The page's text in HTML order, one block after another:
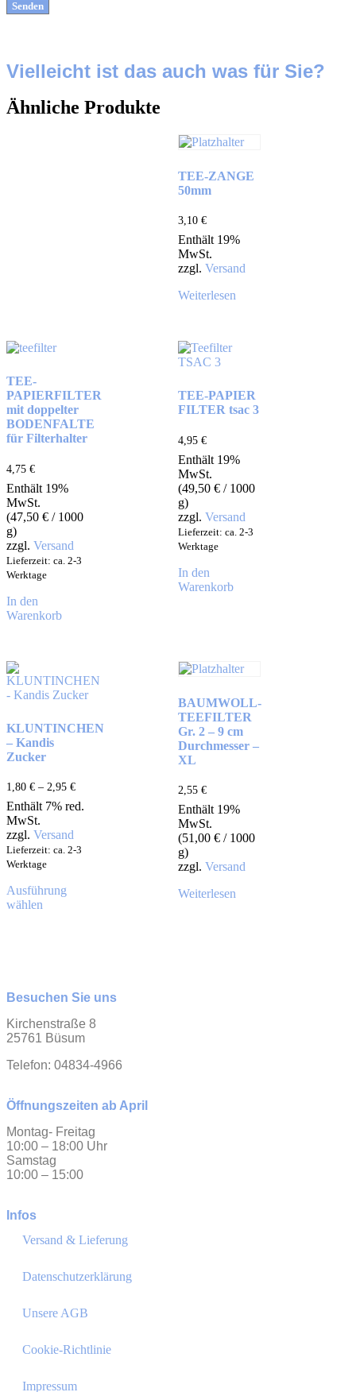
Vielleicht ist das auch was für Sie?
Ähnliche Produkte
TEE-ZANGE
50mm
3,10 €
Enthält 19%
MwSt.
zzgl. Versand
Weiterlesen
TEE-
PAPIERFILTER
mit doppelter
BODENFALTE
für Filterhalter
4,75 €
Enthält 19%
MwSt.
(47,50 € / 1000
g)
zzgl. Versand
Lieferzeit: ca. 2-3
Werktage
In den
Warenkorb
TEE-PAPIER
FILTER tsac 3
4,95 €
Enthält 19%
MwSt.
(49,50 € / 1000
g)
zzgl. Versand
Lieferzeit: ca. 2-3
Werktage
In den
Warenkorb
KLUNTINCHEN
– Kandis
Zucker
1,80 € – 2,95 €
Enthält 7% red.
MwSt.
zzgl. Versand
Lieferzeit: ca. 2-3
Werktage
Ausführung
wählen
BAUMWOLL-
TEEFILTER
Gr. 2 – 9 cm
Durchmesser –
XL
2,55 €
Enthält 19%
MwSt.
(51,00 € / 1000
g)
zzgl. Versand
Weiterlesen
Besuchen Sie uns
Kirchenstraße 8
25761 Büsum
Telefon: 04834-4966
Öffnungszeiten ab April
Montag- Freitag
10:00 – 18:00 Uhr
Samstag
10:00 – 15:00
Infos
Versand & Lieferung
Datenschutzerklärung
Unsere AGB
Cookie-Richtlinie
Impressum